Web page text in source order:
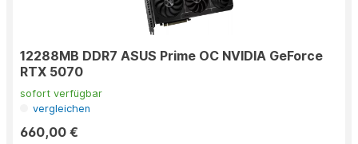
12288MB DDR7 ASUS Prime OC NVIDIA GeForce
RTX 5070
sofort verfügbar
vergleichen
660,00 €